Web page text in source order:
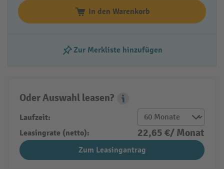
In den Warenkorb
Zur Merkliste hinzufügen
Oder Auswahl leasen?
Leasing Popover
Laufzeit:
Leasingrate (netto):
22,65 €/ Monat
Zum Leasingantrag